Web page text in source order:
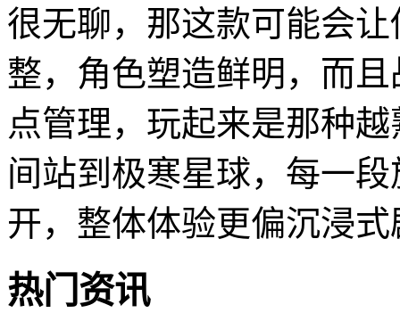
很无聊，那这款可能会
整，角色塑造鲜明，而
点管理，玩起来是那种
间站到极寒星球，每一
开，整体体验更偏沉浸
热门资讯